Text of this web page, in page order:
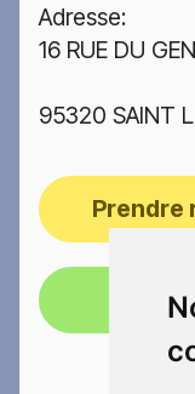
Adresse:
16 RUE DU
95320 SAINT
Prendre